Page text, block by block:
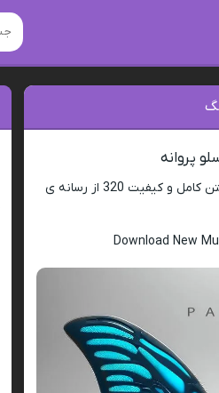
پروانه
و کیفیت 320 از رسانه ی
Download New